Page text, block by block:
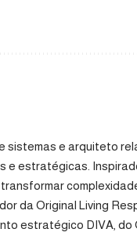
sistemas e arquiteto
e estratégicas.
da Original Living
estratégico DIVA, do